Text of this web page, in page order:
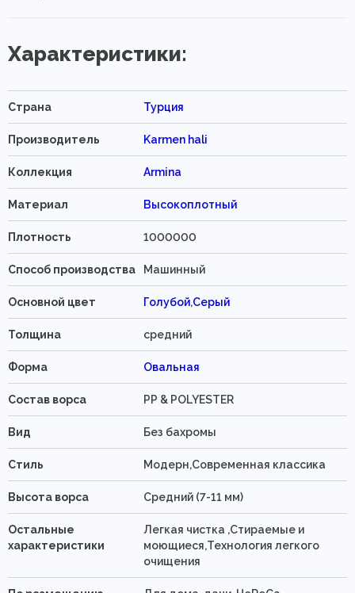
Характеристики:
Страна Турция
Производитель Karmen hali
Коллекция Armina
Материал Высокоплотный
Плотность 1000000
Способ производства Машинный
Основной цвет Голубой,Серый
Толщина средний
Форма Овальная
Состав ворса PP & POLYESTER
Вид Без бахромы
Стиль Модерн,Современная классика
Высота ворса Средний (7-11 мм)
Остальные
характеристики
Легкая чистка ,Стираемые и
моющиеся,Технология легкого
очищения